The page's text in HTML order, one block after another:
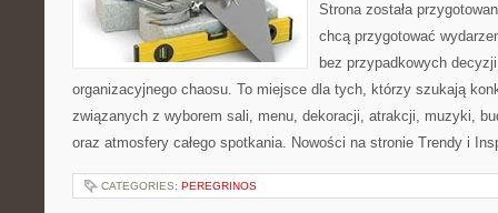
Strona została
chcą przygotować
bez przypadkowych
organizacyjnego chaosu. To miejsce dla tych, którzy szukają
związanych z wyborem sali, menu, dekoracji, atrakcji, muzyki,
oraz atmosfery całego spotkania. Nowości na stronie Trendy i
CATEGORIES: PEREGRINOS